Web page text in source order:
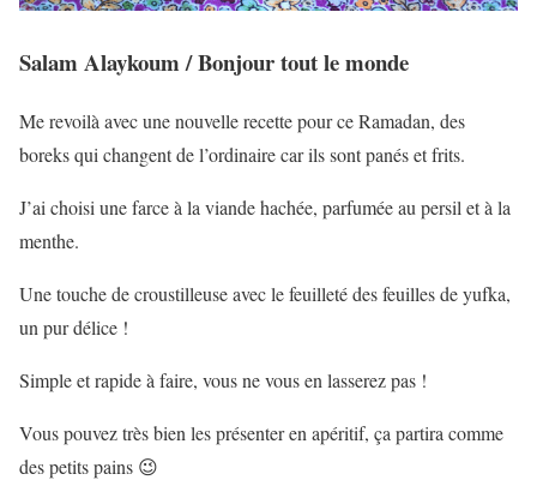
Salam Alaykoum / Bonjour tout le monde
Me revoilà avec une nouvelle recette pour ce Ramadan, des
boreks qui changent de l’ordinaire car ils sont panés et frits.
J’ai choisi une farce à la viande hachée, parfumée au persil et à la
menthe.
Une touche de croustilleuse avec le feuilleté des feuilles de yufka,
un pur délice !
Simple et rapide à faire, vous ne vous en lasserez pas !
Vous pouvez très bien les présenter en apéritif, ça partira comme
des petits pains 😉